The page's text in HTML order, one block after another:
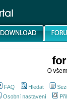
O
FAQ Hledat
Osobní nastavení